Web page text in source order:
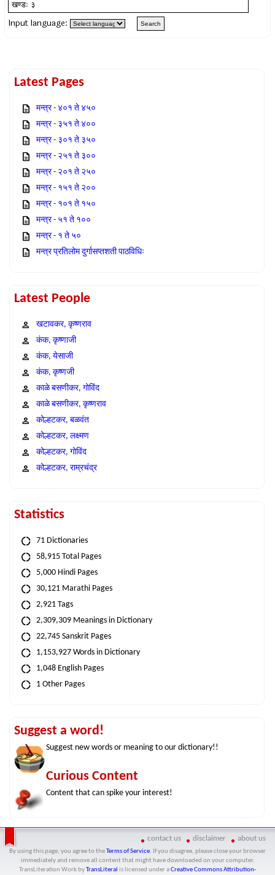
Input language:
Latest Pages
मन्त्र - ४०१ ते ४५०
मन्त्र - ३५१ ते ४००
मन्त्र - ३०१ ते ३५०
मन्त्र - २५१ ते ३००
मन्त्र - २०१ ते २५०
मन्त्र - १५१ ते २००
मन्त्र - १०१ ते १५०
मन्त्र - ५१ ते १००
मन्त्र - १ ते ५०
मन्त्र प्रतिलोम दुर्गासप्तशती पाठविधिः
Latest People
खटावकर, कृष्णराव
कंक, कृष्णाजी
कंक, येसाजी
कंक, कृष्णजी
काळे बसणीकर, गोविंद
काळे बसणीकर, कृष्णराव
कोल्हटकर, बळवंत
कोल्हटकर, लक्ष्मण
कोल्हटकर, गोविंद
कोल्हटकर, राम्रचंद्र
Statistics
71 Dictionaries
58,915 Total Pages
5,000 Hindi Pages
30,121 Marathi Pages
2,921 Tags
2,309,309 Meanings in Dictionary
22,745 Sanskrit Pages
1,153,927 Words in Dictionary
1,048 English Pages
1 Other Pages
Suggest a word!
Suggest new words or meaning to our dictionary!!
Curious Content
Content that can spike your interest!
contact us disclaimer about us
By using this page, you agree to the Terms of Service. If you disagree, please close your browser
immediately and remove all content that might have downloaded on your computer.
TransLiteration Workby TransLiteral is licensed under aCreative Commons Attribution-